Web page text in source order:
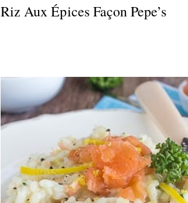
Riz Aux Épices Façon Pepe’s